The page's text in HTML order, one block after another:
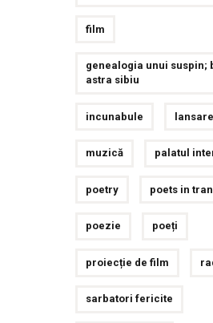
film
genealogia unui suspin;
astra sibiu
incunabule
muzică palatul
poetry poets in
poezie poeți
proiecție de film
sarbatori fericite